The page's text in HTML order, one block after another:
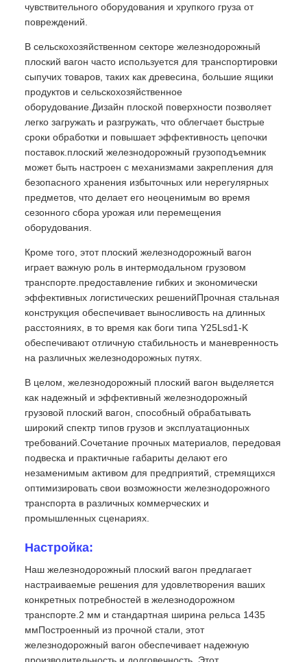
чувствительного оборудования и хрупкого груза от
повреждений.
В сельскохозяйственном секторе железнодорожный
плоский вагон часто используется для транспортировки
сыпучих товаров, таких как древесина, большие ящики
продуктов и сельскохозяйственное
оборудование.Дизайн плоской поверхности позволяет
легко загружать и разгружать, что облегчает быстрые
сроки обработки и повышает эффективность цепочки
поставок.плоский железнодорожный грузоподъемник
может быть настроен с механизмами закрепления для
безопасного хранения избыточных или нерегулярных
предметов, что делает его неоценимым во время
сезонного сбора урожая или перемещения
оборудования.
Кроме того, этот плоский железнодорожный вагон
играет важную роль в интермодальном грузовом
транспорте.предоставление гибких и экономически
эффективных логистических решенийПрочная стальная
конструкция обеспечивает выносливость на длинных
расстояниях, в то время как боги типа Y25Lsd1-K
обеспечивают отличную стабильность и маневренность
на различных железнодорожных путях.
В целом, железнодорожный плоский вагон выделяется
как надежный и эффективный железнодорожный
грузовой плоский вагон, способный обрабатывать
широкий спектр типов грузов и эксплуатационных
требований.Сочетание прочных материалов, передовая
подвеска и практичные габариты делают его
незаменимым активом для предприятий, стремящихся
оптимизировать свои возможности железнодорожного
транспорта в различных коммерческих и
промышленных сценариях.
Настройка:
Наш железнодорожный плоский вагон предлагает
настраиваемые решения для удовлетворения ваших
конкретных потребностей в железнодорожном
транспорте.2 мм и стандартная ширина рельса 1435
ммПостроенный из прочной стали, этот
железнодорожный вагон обеспечивает надежную